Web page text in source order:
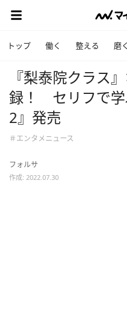
トップ 働く 整える 磨く
『梨泰院クラス
録！ セリフで学
2』発売
＃エンタメニュース
フォルサ
作成: 2022.07.30